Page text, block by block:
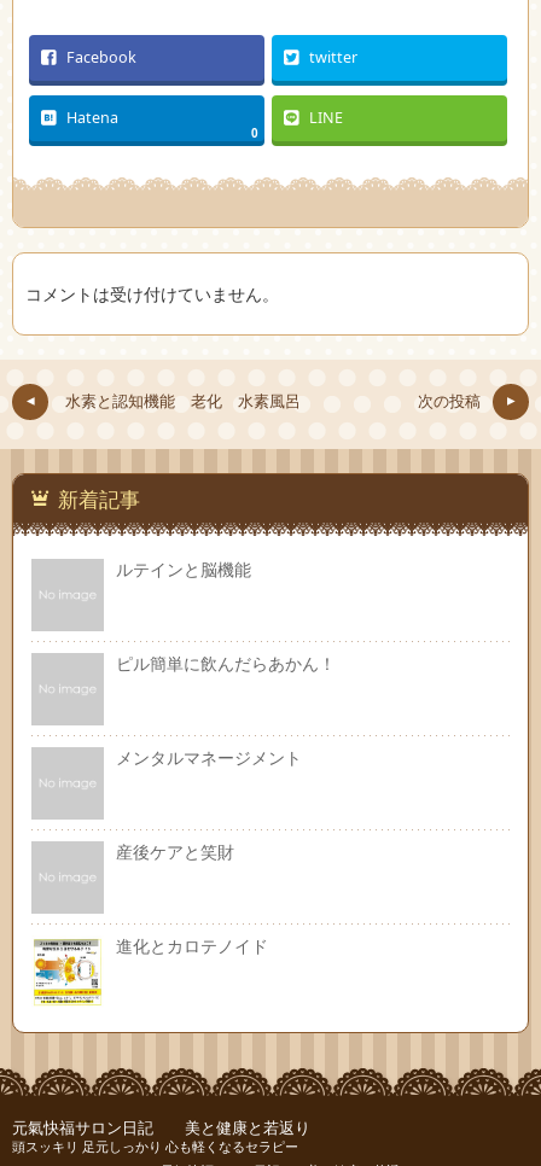
Facebook twitter
Hatena
0
LINE
コメントは受け付けていません。
水素と認知機能 老化 水素風呂 次の投稿
新着記事
ルテインと脳機能
ピル簡単に飲んだらあかん！
メンタルマネージメント
産後ケアと笑財
進化とカロテノイド
元氣快福サロン日記 美と健康と若返り
頭スッキリ 足元しっかり 心も軽くなるセラピー